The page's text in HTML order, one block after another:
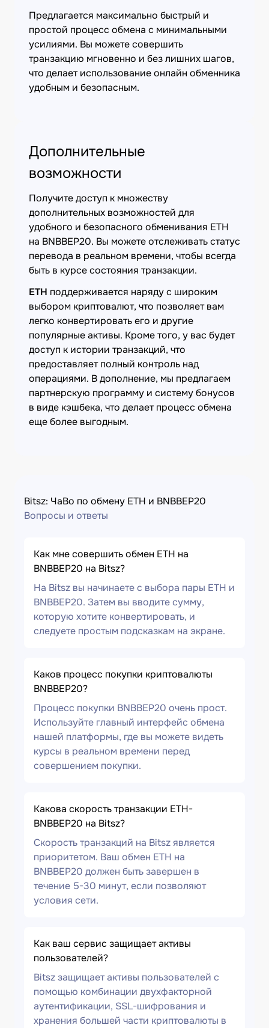
Предлагается максимально быстрый и
простой процесс обмена с минимальными
усилиями. Вы можете совершить
транзакцию мгновенно и без лишних шагов,
что делает использование онлайн обменника
удобным и безопасным.
Дополнительные
возможности
Получите доступ к множеству
дополнительных возможностей для
удобного и безопасного обменивания ETH
на BNBBEP20. Вы можете отслеживать статус
перевода в реальном времени, чтобы всегда
быть в курсе состояния транзакции.
ETH поддерживается наряду с широким
выбором криптовалют, что позволяет вам
легко конвертировать его и другие
популярные активы. Кроме того, у вас будет
доступ к истории транзакций, что
предоставляет полный контроль над
операциями. В дополнение, мы предлагаем
партнерскую программу и систему бонусов
в виде кэшбека, что делает процесс обмена
еще более выгодным.
Bitsz: ЧаВо по обмену ETH и BNBBEP20
Вопросы и ответы
Как мне совершить обмен ETH на
BNBBEP20 на Bitsz?
На Bitsz вы начинаете с выбора пары ETH и
BNBBEP20. Затем вы вводите сумму,
которую хотите конвертировать, и
следуете простым подсказкам на экране.
Каков процесс покупки криптовалюты
BNBBEP20?
Процесс покупки BNBBEP20 очень прост.
Используйте главный интерфейс обмена
нашей платформы, где вы можете видеть
курсы в реальном времени перед
совершением покупки.
Какова скорость транзакции ETH-
BNBBEP20 на Bitsz?
Скорость транзакций на Bitsz является
приоритетом. Ваш обмен ETH на
BNBBEP20 должен быть завершен в
течение 5-30 минут, если позволяют
условия сети.
Как ваш сервис защищает активы
пользователей?
Bitsz защищает активы пользователей с
помощью комбинации двухфакторной
аутентификации, SSL-шифрования и
хранения большей части криптовалюты в